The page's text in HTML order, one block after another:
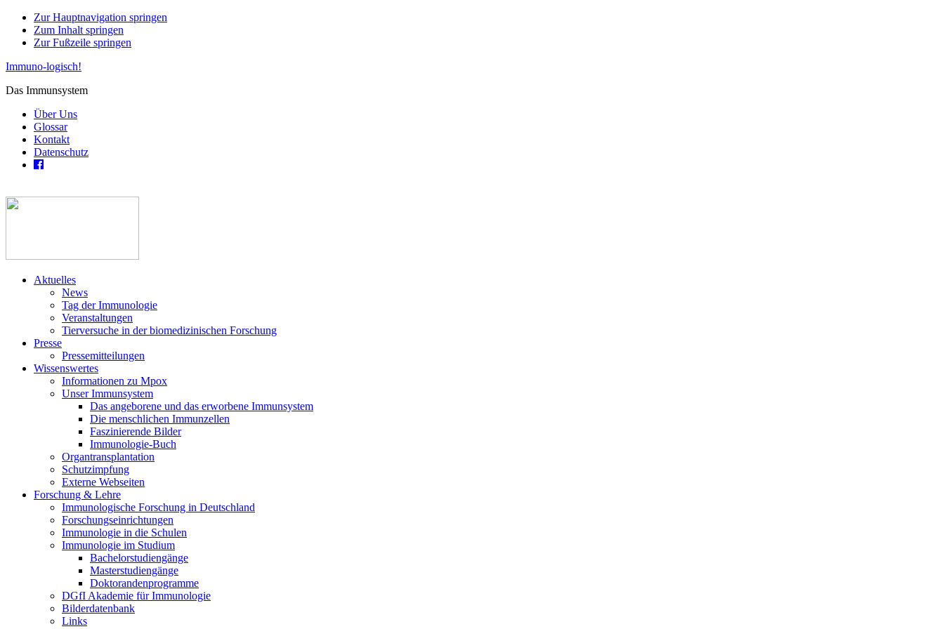
Zur Hauptnavigation springen
Zum Inhalt springen
Zur Fußzeile springen
Immuno-logisch!
Das Immunsystem
Über Uns
Glossar
Kontakt
Datenschutz
Aktuelles
News
Tag der Immunologie
Veranstaltungen
Tierversuche in der biomedizinischen Forschung
Presse
Pressemitteilungen
Wissenswertes
Informationen zu Mpox
Unser Immunsystem
Das angeborene und das erworbene Immunsystem
Die menschlichen Immunzellen
Faszinierende Bilder
Immunologie-Buch
Organtransplantation
Schutzimpfung
Externe Webseiten
Forschung & Lehre
Immunologische Forschung in Deutschland
Forschungseinrichtungen
Immunologie in die Schulen
Immunologie im Studium
Bachelorstudiengänge
Masterstudiengänge
Doktorandenprogramme
DGfI Akademie für Immunologie
Bilderdatenbank
Links